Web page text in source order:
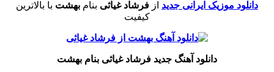
دانلود موزیک ایرانی جدید از فرشاد غیاثی بنام بهشت با بالاترین
کیفیت
دانلود آهنگ جدید فرشاد غیاثی بنام بهشت